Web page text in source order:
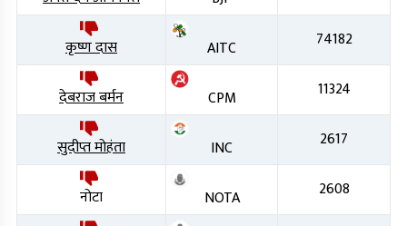
कृष्ण दास AITC 74182
देबराज बर्मन CPM 11324
सुदीप्त मोहंता INC 2617
नोटा NOTA 2608